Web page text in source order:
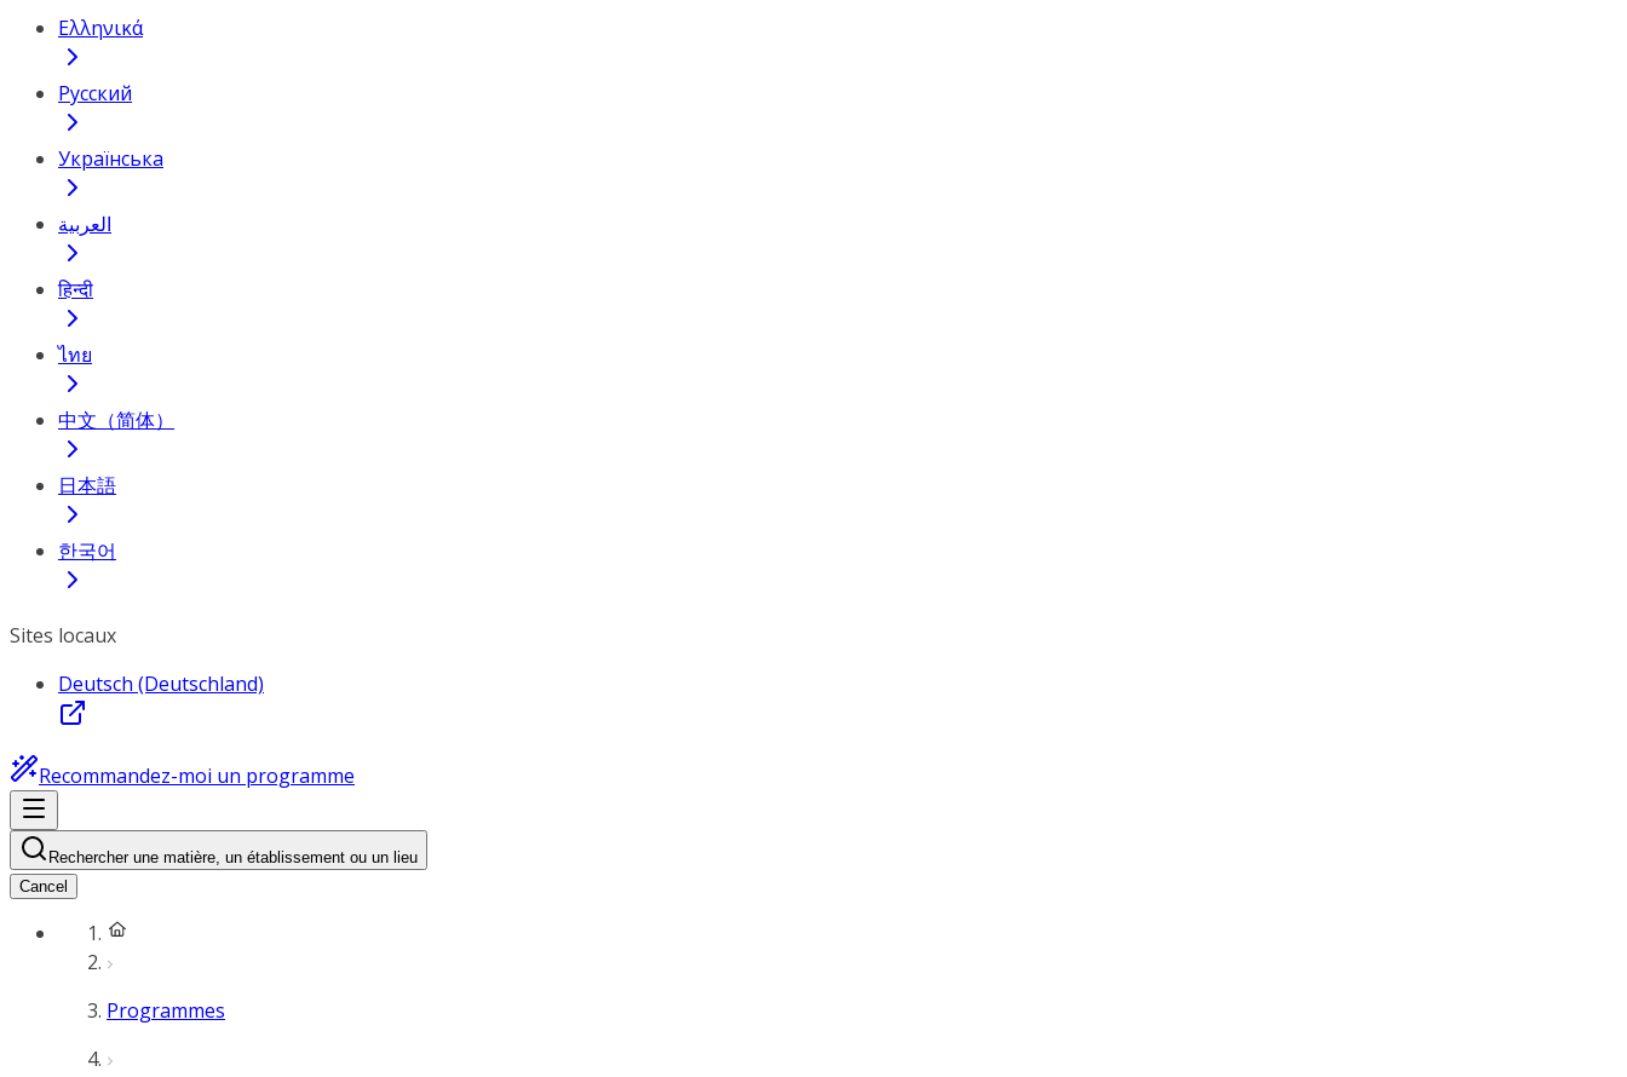
Ελληνικά
Русский
Українська
العربية
हिन्दी
ไทย
中文（简体）
日本語
한국어
Sites locaux
Deutsch (Deutschland)
Recommandez-moi un programme
Rechercher une matière, un établissement ou un lieu
Cancel
Programmes